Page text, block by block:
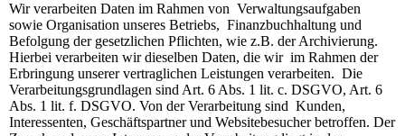
Wir verarbeiten Daten im Rahmen von Verwaltungsaufgaben
sowie Organisation unseres Betriebs, Finanzbuchhaltung und
Befolgung der gesetzlichen Pflichten, wie z.B. der Archivierung.
Hierbei verarbeiten wir dieselben Daten, die wir im Rahmen der
Erbringung unserer vertraglichen Leistungen verarbeiten. Die
Verarbeitungsgrundlagen sind Art. 6 Abs. 1 lit. c. DSGVO, Art. 6
Abs. 1 lit. f. DSGVO. Von der Verarbeitung sind Kunden,
Interessenten, Geschäftspartner und Websitebesucher betroffen. Der